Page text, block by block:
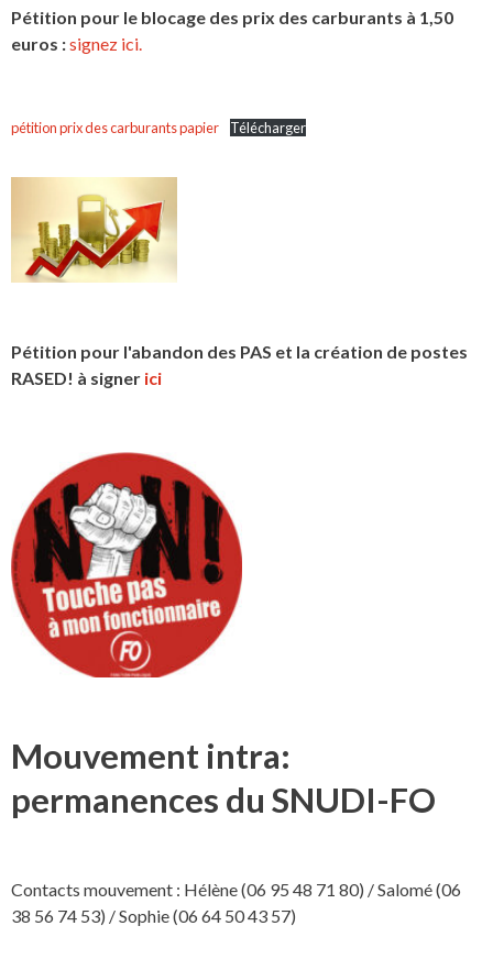
Pétition pour le blocage des prix des carburants à 1,50
euros :signez ici.
pétition prix des carburants papier Télécharger
Pétition pour l'abandon des PAS et la création de postes
RASED! à signer ici
Mouvement intra:
permanences du SNUDI-FO
Contacts mouvement : Hélène (06 95 48 71 80) / Salomé (06
38 56 74 53) / Sophie (06 64 50 43 57)